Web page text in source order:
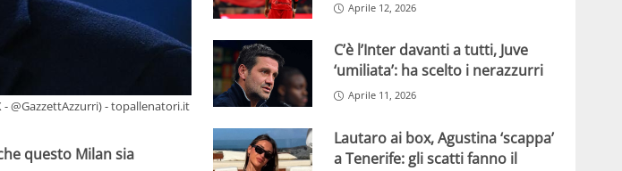
@GazzettAzzurri) - topallenatori.it
questo Milan sia
Aprile 12, 2026
C’è l’Inter davanti a tutti, Juve
‘umiliata’: ha scelto i nerazzurri
Aprile 11, 2026
Lautaro ai box, Agustina ‘scappa’
a Tenerife: gli scatti fanno il